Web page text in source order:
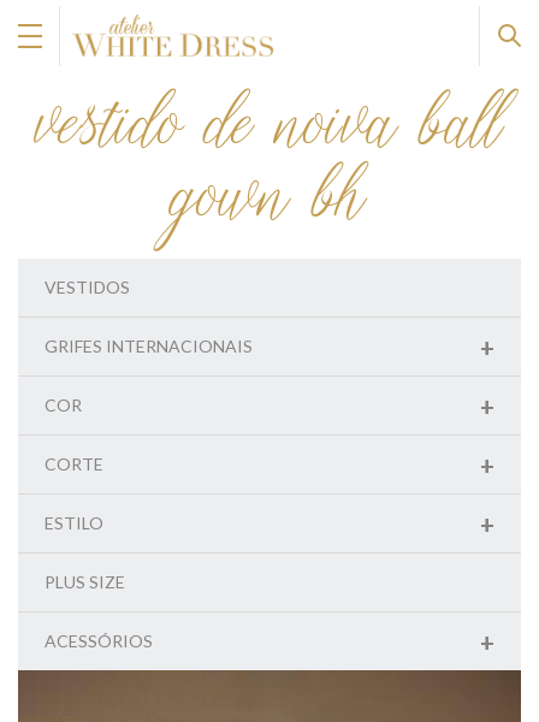
vestido de noiva ball
gown bh
VESTIDOS
+
GRIFES INTERNACIONAIS
+
COR
+
CORTE
+
ESTILO
PLUS SIZE
+
ACESSÓRIOS